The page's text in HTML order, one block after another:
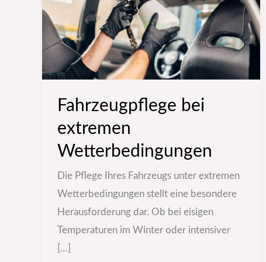
Fahrzeugpflege bei
extremen
Wetterbedingungen
Die Pflege Ihres Fahrzeugs unter extremen
Wetterbedingungen stellt eine besondere
Herausforderung dar. Ob bei eisigen
Temperaturen im Winter oder intensiver
[…]